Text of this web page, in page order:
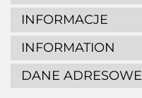
INFORMACJE
INFORMATION
DANE ADRESOWE